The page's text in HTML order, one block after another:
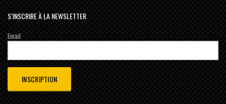
S’INSCRIRE À LA NEWSLETTER
Email